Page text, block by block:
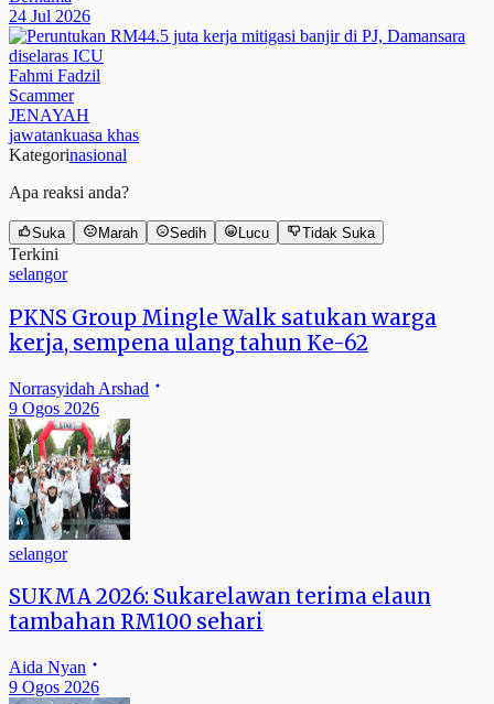
24 Jul 2026
Fahmi Fadzil
Scammer
JENAYAH
jawatankuasa khas
Kategorinasional
Apa reaksi anda?
Suka Marah Sedih Lucu Tidak Suka
Terkini
selangor
PKNS Group Mingle Walk satukan warga
kerja, sempena ulang tahun Ke-62
Norrasyidah Arshad
9 Ogos 2026
selangor
SUKMA 2026: Sukarelawan terima elaun
tambahan RM100 sehari
Aida Nyan
9 Ogos 2026